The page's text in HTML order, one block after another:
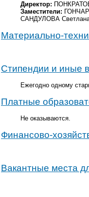
Директор:
Заместители:
САНДУЛОВА
Материально-
Стипендии и иные
Ежегодно одному
Платные
Не оказываются.
Финансово-
Вакантные места